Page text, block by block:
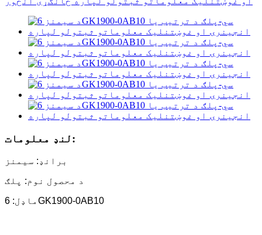
لنډ معلومات:
برانډ: سیمنز
د محصول نوم: پلګ
ماډل: 6GK1900-0AB10